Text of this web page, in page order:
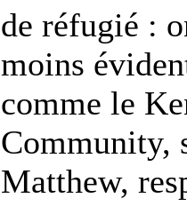
de réfugié :
moins
comme le
Community,
Matthew,